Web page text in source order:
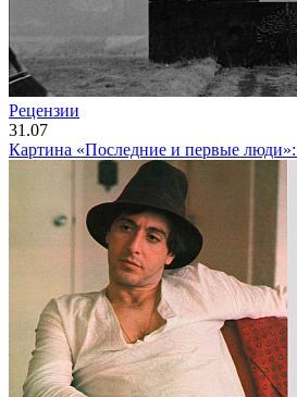
Рецензии
31.07
Картина «Последние и первые